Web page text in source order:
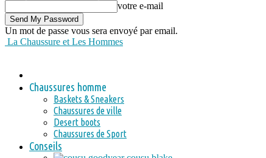
votre e-mail
Un mot de passe vous sera envoyé par email.
La Chaussure et Les Hommes
Chaussures homme
Baskets & Sneakers
Chaussures de ville
Desert boots
Chaussures de Sport
Conseils